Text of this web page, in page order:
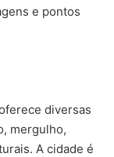
e pontos
diversas
mergulho,
A cidade é